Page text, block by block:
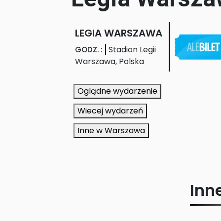
LEGIA WARSZAWA
GODZ. :
Stadion Legii
Warszawa, Polska
Oglądne wydarzenie
Wiecej wydarzeń
Inne w Warszawa